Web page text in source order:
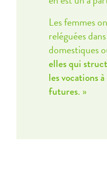
Les femmes
reléguées
domestiques
elles qui
les vocations
futures. »